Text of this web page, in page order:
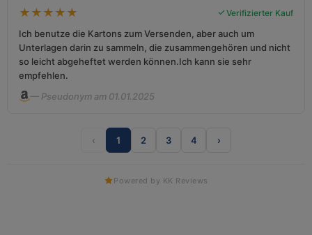
★ ★ ★ ★ ★ Verifizierter Kauf
Ich benutze die Kartons zum Versenden, aber auch um
Unterlagen darin zu sammeln, die zusammengehören und nicht
so leicht abgeheftet werden können.Ich kann sie sehr
empfehlen.
— Pseudonym am 01.01.2025
‹ 1 2 3 4 ›
Powered by KK Reviews